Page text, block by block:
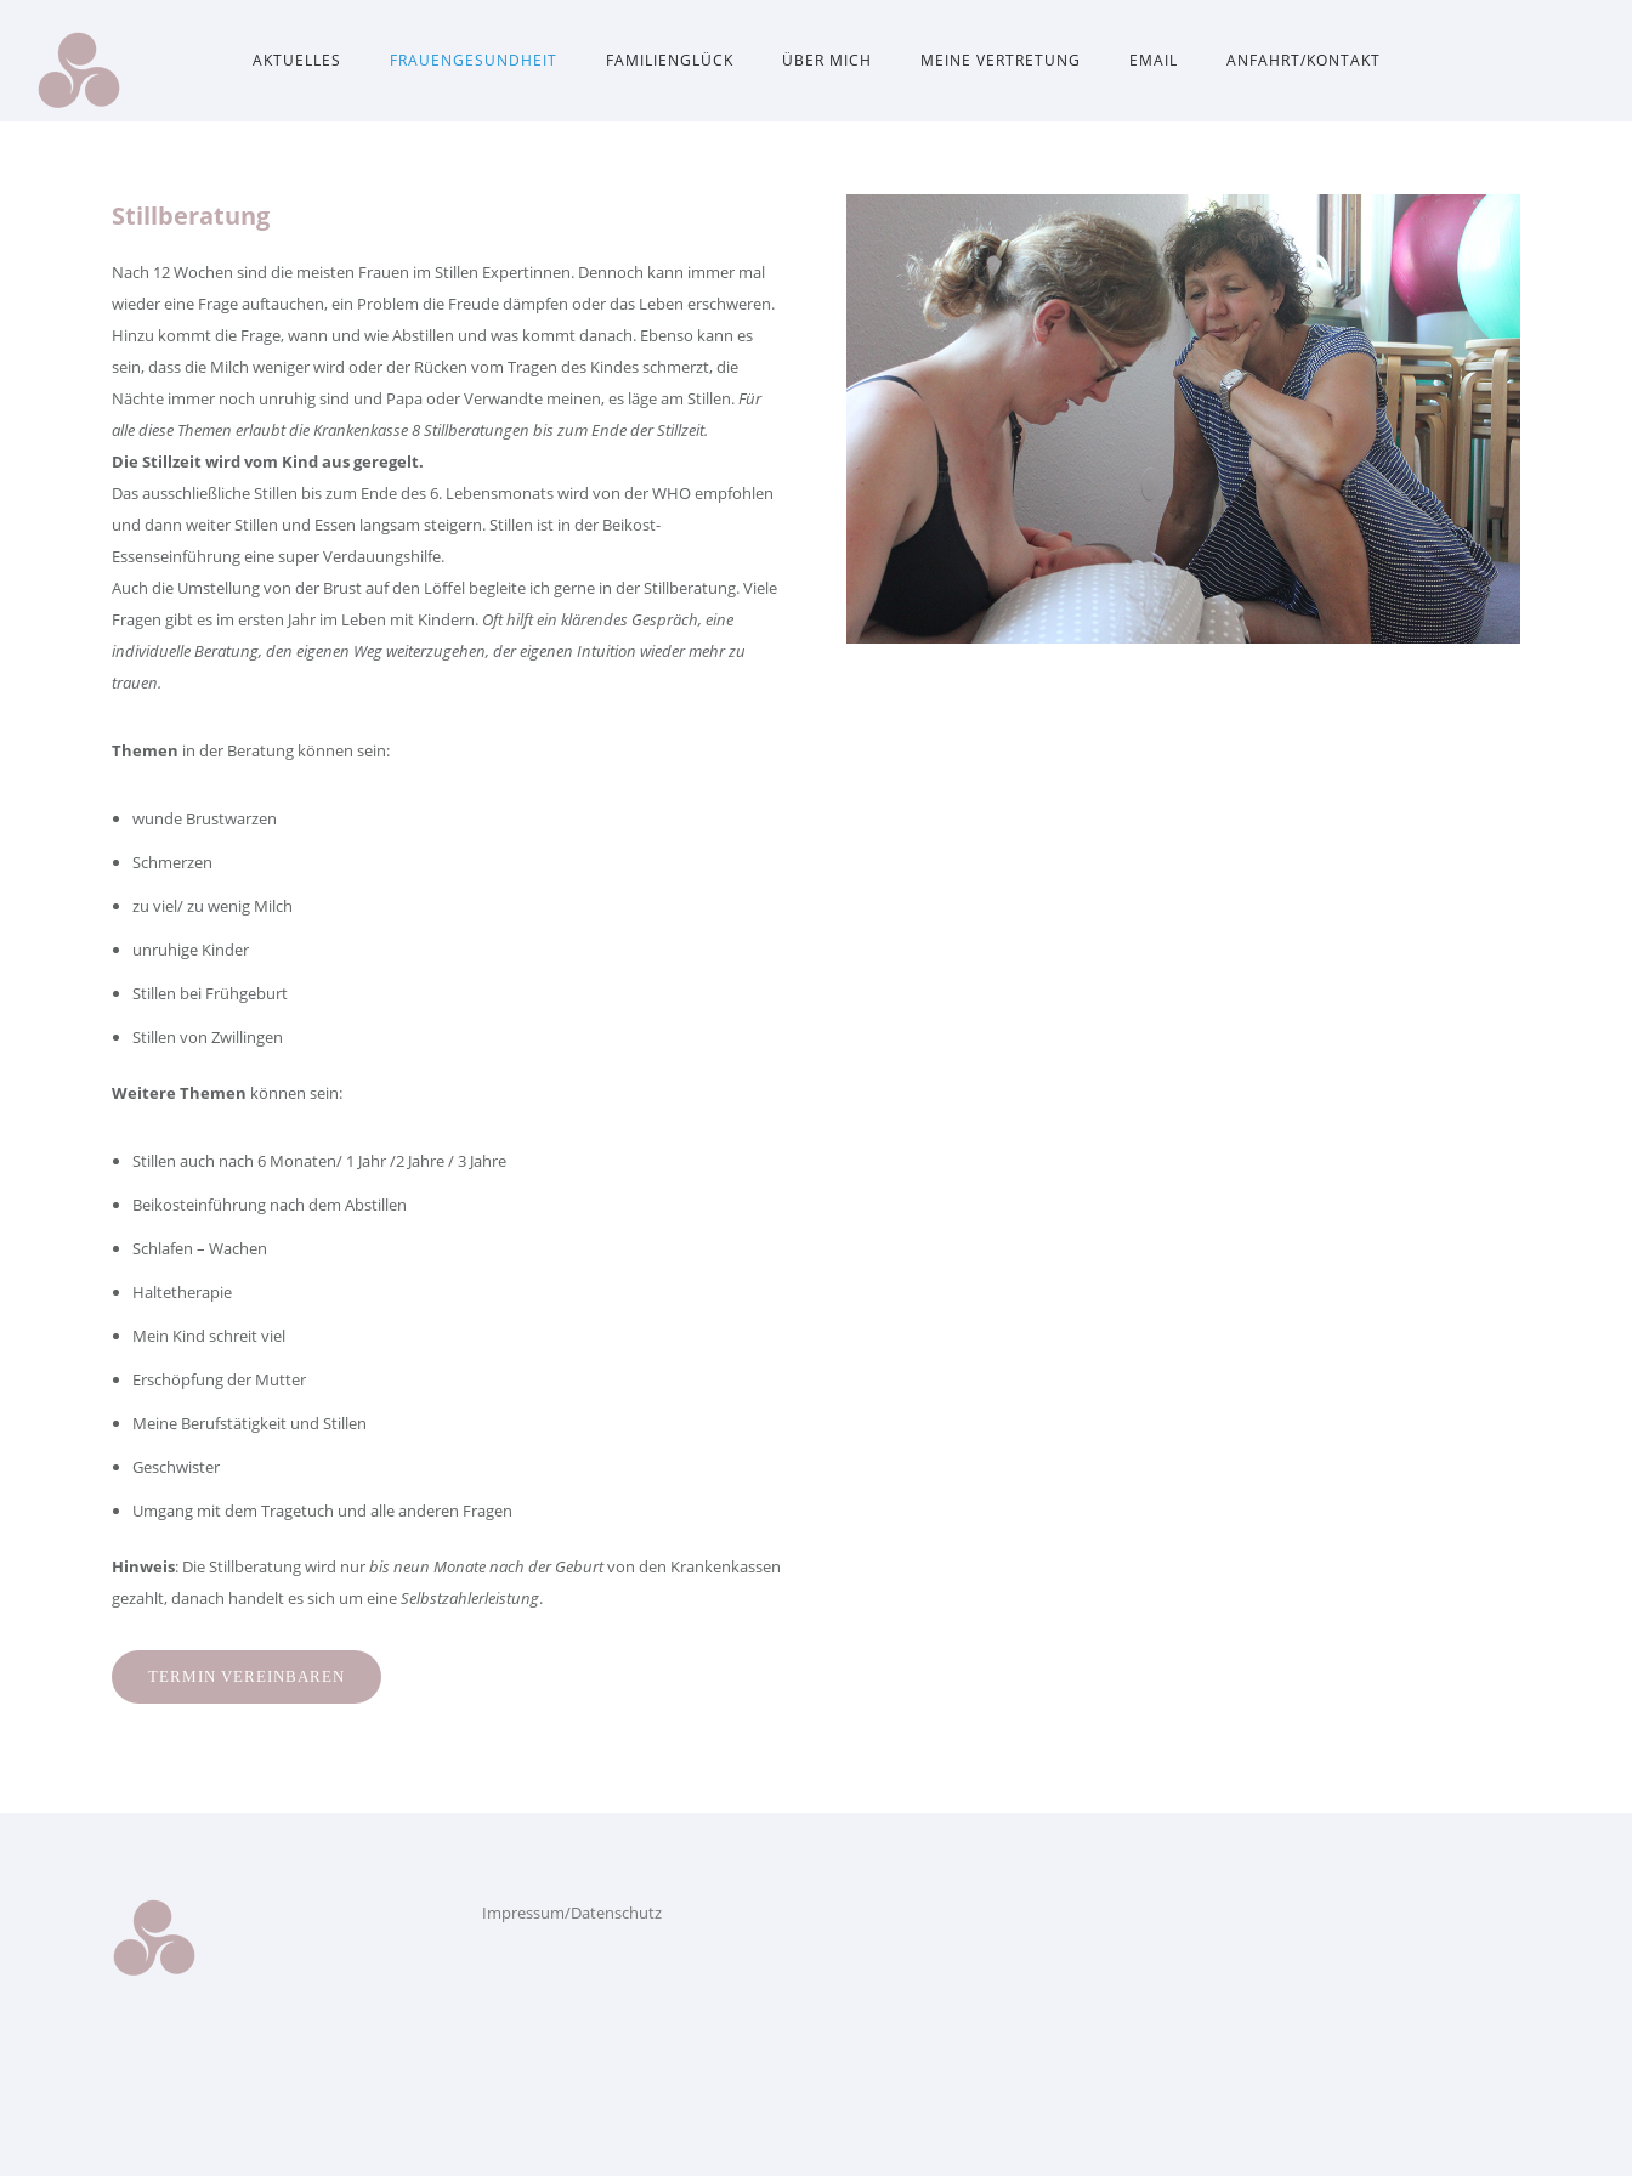
AKTUELLES FRAUENGESUNDHEIT FAMILIENGLÜCK ÜBER MICH MEINE VERTRETUNG EMAIL ANFAHRT/KONTAKT
Stillberatung
Nach 12 Wochen sind die meisten Frauen im Stillen Expertinnen. Dennoch kann immer mal
wieder eine Frage auftauchen, ein Problem die Freude dämpfen oder das Leben erschweren.
Hinzu kommt die Frage, wann und wie Abstillen und was kommt danach. Ebenso kann es
sein, dass die Milch weniger wird oder der Rücken vom Tragen des Kindes schmerzt, die
Nächte immer noch unruhig sind und Papa oder Verwandte meinen, es läge am Stillen.Für
alle diese Themen erlaubt die Krankenkasse 8 Stillberatungen bis zum Ende der Stillzeit.
Die Stillzeit wird vom Kind aus geregelt.
Das ausschließliche Stillen bis zum Ende des 6. Lebensmonats wird von der WHO empfohlen
und dann weiter Stillen und Essen langsam steigern. Stillen ist in der Beikost-
Essenseinführung eine super Verdauungshilfe.
Auch die Umstellung von der Brust auf den Löffel begleite ich gerne in der Stillberatung. Viele
Fragen gibt es im ersten Jahr im Leben mit Kindern. Oft hilft ein klärendes Gespräch, eine
individuelle Beratung, den eigenen Weg weiterzugehen, der eigenen Intuition wieder mehr zu
trauen.
Themen in der Beratung können sein:
wunde Brustwarzen
Schmerzen
zu viel/ zu wenig Milch
unruhige Kinder
Stillen bei Frühgeburt
Stillen von Zwillingen
Weitere Themen können sein:
Stillen auch nach 6 Monaten/ 1 Jahr /2 Jahre / 3 Jahre
Beikosteinführung nach dem Abstillen
Schlafen – Wachen
Haltetherapie
Mein Kind schreit viel
Erschöpfung der Mutter
Meine Berufstätigkeit und Stillen
Geschwister
Umgang mit dem Tragetuch und alle anderen Fragen
Hinweis: Die Stillberatung wird nurbis neun Monate nach der Geburtvon den Krankenkassen
gezahlt, danach handelt es sich um eineSelbstzahlerleistung.
TERMIN VEREINBAREN
Impressum/Datenschutz